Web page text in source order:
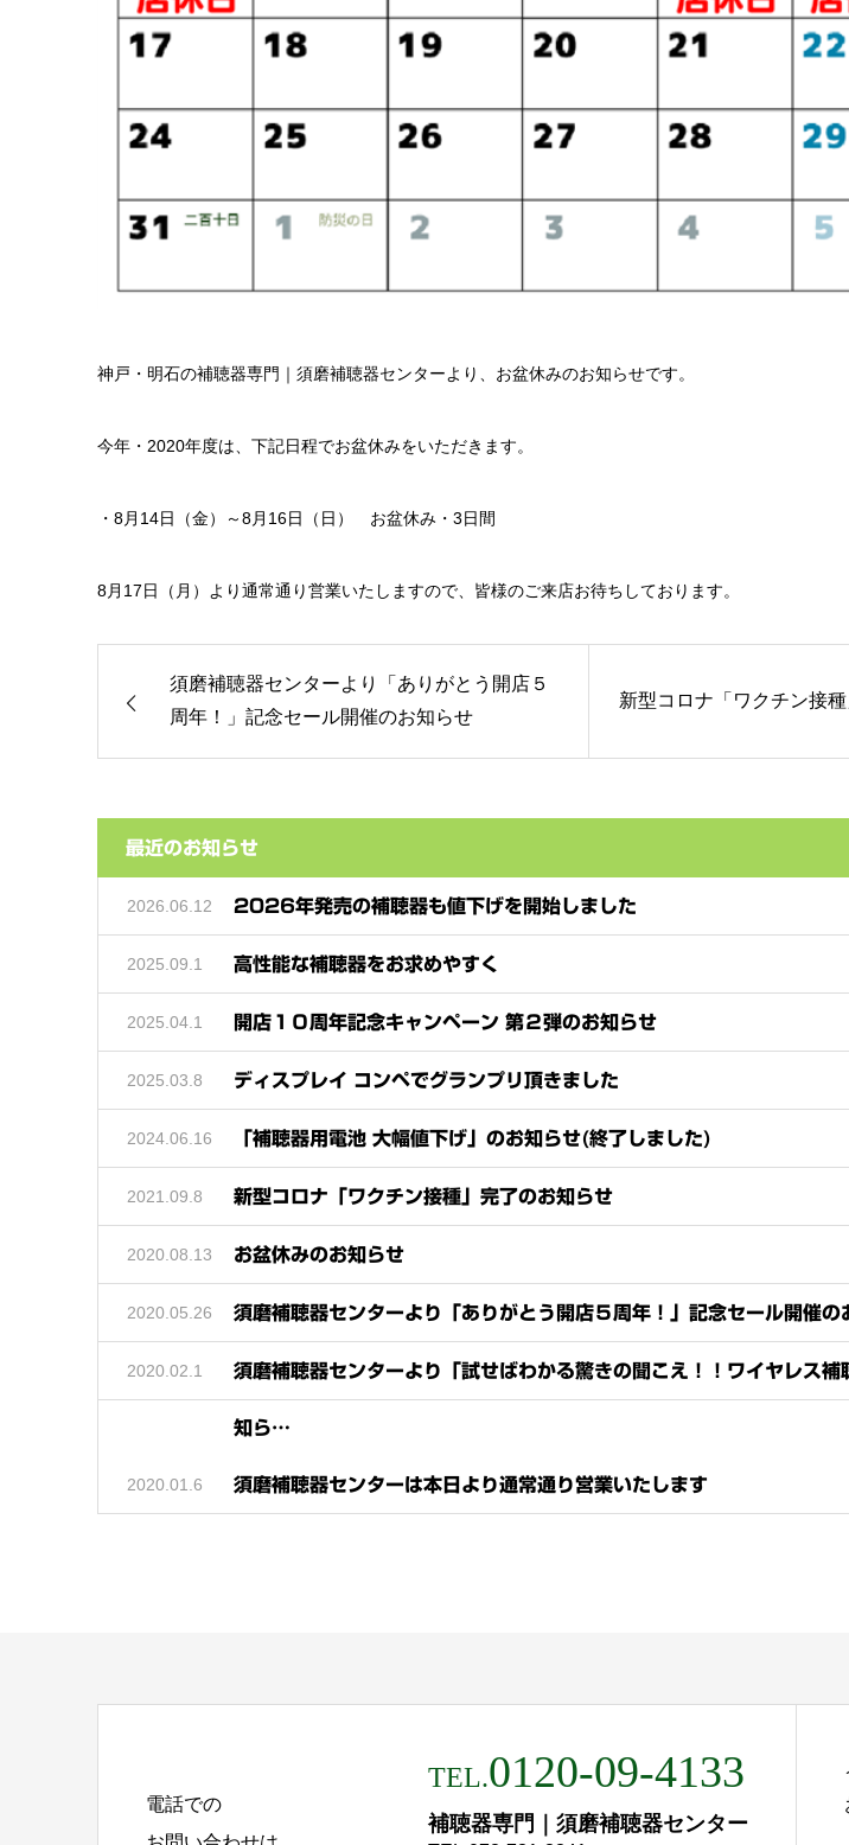
神戸・明石の補聴器専門｜須磨補聴器センターより、お盆休みのお知らせです。
今年・2020年度は、下記日程でお盆休みをいただきます。
・8月14日（金）～8月16日（日） お盆休み・3日間
8月17日（月）より通常通り営業いたしますので、皆様のご来店お待ちしております。
須磨補聴器センターより「ありがとう開店５
周年！」記念セール開催のお知らせ
新型コロナ「ワクチン接
最近のお知らせ
2026年発売の補聴器も値下げを開始しました
2026.06.12
高性能な補聴器をお求めやすく
2025.09.1
開店１０周年記念キャンペーン 第２弾のお知らせ
2025.04.1
ディスプレイ コンペでグランプリ頂きました
2025.03.8
「補聴器用電池 大幅値下げ」のお知らせ(終了しました)
2024.06.16
新型コロナ「ワクチン接種」完了のお知らせ
2021.09.8
お盆休みのお知らせ
2020.08.13
須磨補聴器センターより「ありがとう開店５周年！」記念セール開催の
2020.05.26
須磨補聴器センターより「試せばわかる驚きの聞こえ！！ワイヤレス補
知ら…
2020.02.1
須磨補聴器センターは本日より通常通り営業いたします
2020.01.6
電話での
TEL.0120-09-4133
補聴器専門｜須磨補聴器センター